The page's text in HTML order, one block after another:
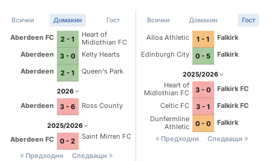
Всички Домакин Гост
Aberdeen FC 2 - 1
Heart of
Midlothian FC
Aberdeen
3 - 0
Kelty Hearts
Aberdeen
2 - 1 Queen's Park
2026
Aberdeen 3 - 6 Ross County
2025/2026
Aberdeen FC 0 - 2
Saint Mirren FC
Предходни Следващи
Всички Домакин Гост
Alloa Athletic 1 - 1
Falkirk
Edinburgh City
0 - 5 Falkirk
2025/2026
Heart of
Midlothian FC
3 - 0
Falkirk FC
Celtic FC
3 - 1
Falkirk FC
Dunfermline
Athletic
0 - 0
Falkirk
Предходни
Следващи